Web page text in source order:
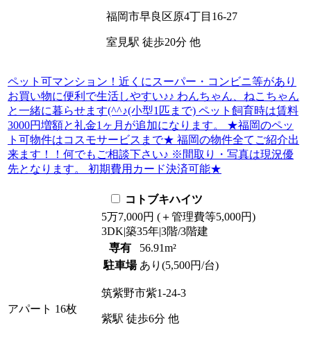
福岡市早良区原4丁目16-27
室見駅 徒歩20分 他
ペット可マンション！近くにスーパー・コンビニ等があり
お買い物に便利で生活しやすい♪♪ わんちゃん、ねこちゃん
と一緒に暮らせます(^^♪(小型1匹まで) ペット飼育時は賃料
3000円増額と礼金1ヶ月が追加になります。 ★福岡のペッ
ト可物件はコスモサービスまで★ 福岡の物件全てご紹介出
来ます！！何でもご相談下さい♪ ※間取り・写真は現況優
先となります。 初期費用カード決済可能★
コトブキハイツ
アパート 16枚
5万7,000円 (＋管理費等5,000円)
3DK|築35年|3階/3階建
専有
56.91m²
駐車場 あり(5,500円/台)
筑紫野市紫1-24-3
紫駅 徒歩6分 他